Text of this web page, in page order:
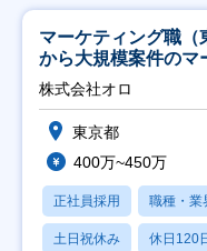
マーケティング職（
から大規模案件のマ
修充実】
株式会社オロ
東京都
400万~450万
正社員採用 職種・業
土日祝休み 休日120